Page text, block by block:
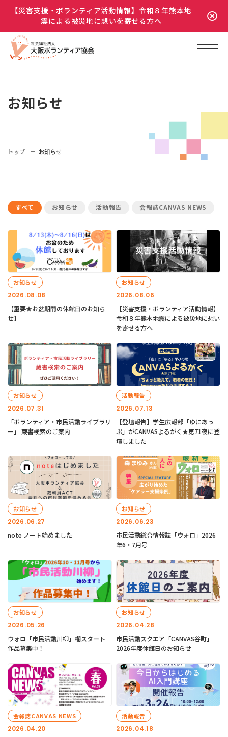
【災害支援・ボランティア活動情報】令和８年熊本地
震による被災地に想いを寄せる方へ
お知らせ
トップ お知らせ
すべて お知らせ 活動報告 会報誌CANVAS NEWS
2026.08.08
お知らせ
【重要★お盆期間の休館日のお知ら
せ】
2026.08.06
お知らせ
【災害支援・ボランティア活動情報】
令和８年熊本地震による被災地に想い
を寄せる方へ
2026.07.31
お知らせ
「ボランティア・市民活動ライブラリ
ー」 蔵書検索のご案内
2026.07.13
活動報告
【登壇報告】学生広報部「ゆにあっ
ぷ」がCANVASよるがく★第71夜に登
壇しました
2026.06.27
お知らせ
note ノート始めました
2026.06.23
お知らせ
市民活動総合情報誌「ウォロ」2026
年6・7月号
2026.05.26
お知らせ
ウォロ「市民活動川柳」欄スタート
作品募集中！
2026.04.28
お知らせ
市民活動スクエア「CANVAS谷町」
2026年度休館日のお知らせ
2026.04.20
会報誌CANVAS NEWS
2026.04.18
活動報告